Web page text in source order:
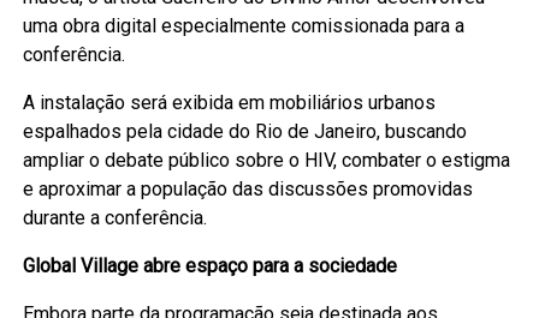
uma obra digital especialmente comissionada para a
conferência.
A instalação será exibida em mobiliários urbanos
espalhados pela cidade do Rio de Janeiro, buscando
ampliar o debate público sobre o HIV, combater o estigma
e aproximar a população das discussões promovidas
durante a conferência.
Global Village abre espaço para a sociedade